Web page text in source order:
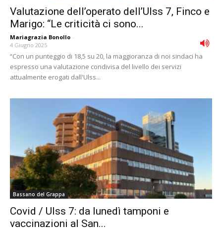
Valutazione dell’operato dell’Ulss 7, Finco e
Marigo: “Le criticità ci sono...
Mariagrazia Bonollo -
4 Giugno 2025
“Con un punteggio di 18,5 su 20, la maggioranza di noi sindaci ha
espresso una valutazione condivisa del livello dei servizi
attualmente erogati dall'Ulss...
Bassano del Grappa
Covid / Ulss 7: da lunedì tamponi e
vaccinazioni al San...